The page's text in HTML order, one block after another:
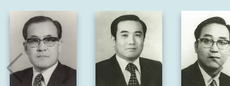
기록물 아카이브
사진 아카이브 문서 기록물 행정박물 영상 기록물